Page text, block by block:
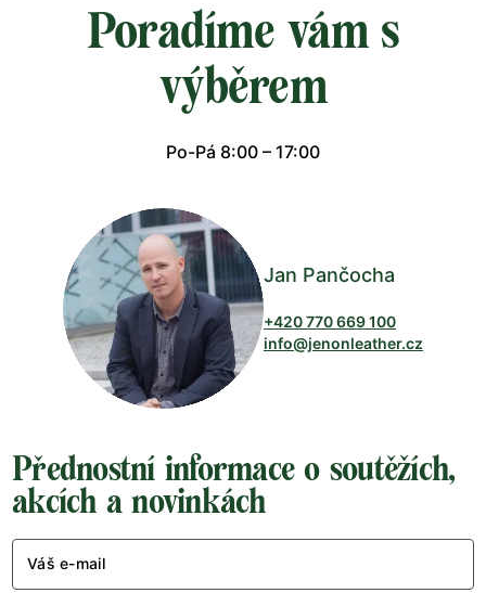
Poradíme vám s
výběrem
Po-Pá 8:00 – 17:00
Jan Pančocha
+420 770 669 100
info@jenonleather.cz
Přednostní informace o soutěžích,
akcích a novinkách
Váš e-mail